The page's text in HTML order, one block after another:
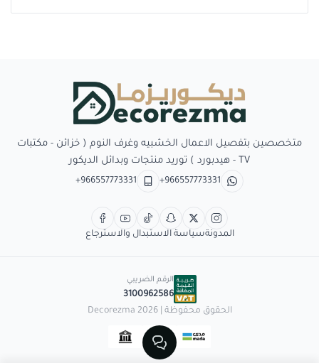
متخصصين بتفصيل الاعمال الخشبيه وغرف النوم ( خزائن - مكتبات
TV - هيدبورد ) توريد منتجات وبدائل الديكور
+966557773331
+966557773331
المدونةسياسة الاستبدال والاسترجاع
الرقم الضريبي
3100962586
الحقوق محفوظة | 2026
Decorezma